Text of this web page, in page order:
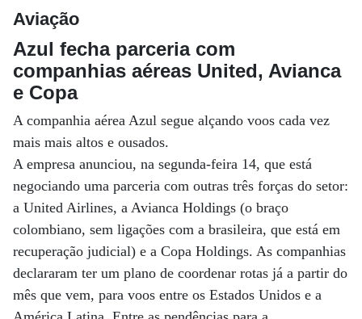
Aviação
Azul fecha parceria com
companhias aéreas United, Avianca
e Copa
A companhia aérea Azul segue alçando voos cada vez
mais mais altos e ousados.
A empresa anunciou, na segunda-feira 14, que está
negociando uma parceria com outras três forças do setor:
a United Airlines, a Avianca Holdings (o braço
colombiano, sem ligações com a brasileira, que está em
recuperação judicial) e a Copa Holdings. As companhias
declararam ter um plano de coordenar rotas já a partir do
mês que vem, para voos entre os Estados Unidos e a